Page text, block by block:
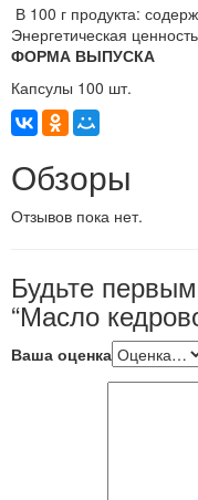
В 100 г продукта:
Энергетическая
ФОРМА ВЫПУСКА
Капсулы 100 шт.
Обзоры
Отзывов пока нет.
Будьте
“Масло
Ваша оценка